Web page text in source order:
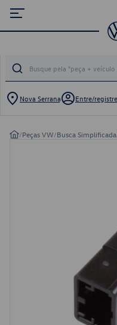
Nova Serrana Entre/
/Peças VW/Busca Simplificada